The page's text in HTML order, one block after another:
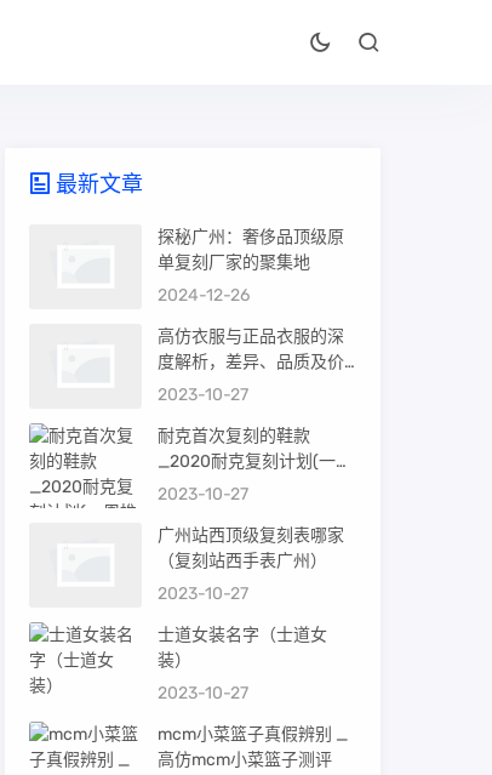
最新文章
探秘广州：奢侈品顶级原
单复刻厂家的聚集地
2024-12-26
高仿衣服与正品衣服的深
度解析，差异、品质及价
值
2023-10-27
耐克首次复刻的鞋款
_2020耐克复刻计划(一周
推荐)
2023-10-27
广州站西顶级复刻表哪家
（复刻站西手表广州）
2023-10-27
士道女装名字（士道女
装）
2023-10-27
mcm小菜篮子真假辨别 _
高仿mcm小菜篮子测评